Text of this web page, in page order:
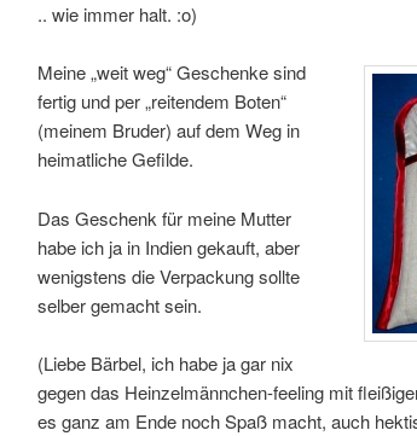
.. wie immer halt. :o)
Meine „weit weg“ Geschenke sind
fertig und per „reitendem Boten“
(meinem Bruder) auf dem Weg in
heimatliche Gefilde.
Das Geschenk für meine Mutter
habe ich ja in Indien gekauft, aber
wenigstens die Verpackung sollte
selber gemacht sein.
(Liebe Bärbel, ich habe ja gar nix
gegen das Heinzelmännchen-feeling mit
es ganz am Ende noch Spaß macht, auch